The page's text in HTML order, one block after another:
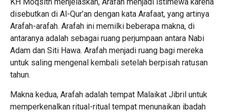
disebutkan di Al-Qur’an dengan kata Arafaat, yang artinya
Arafah-arafah. Arafah ini memilki beberapa makna, di
antaranya adalah sebagai ruang perjumpaan antara Nabi
Adam dan Siti Hawa. Arafah menjadi ruang bagi mereka
untuk saling mengenal kembali setelah berpisah ratusan
tahun.
Makna kedua, Arafah adalah tempat Malaikat Jibril untuk
memperkenalkan ritual-ritual tempat menunaikan ibadah